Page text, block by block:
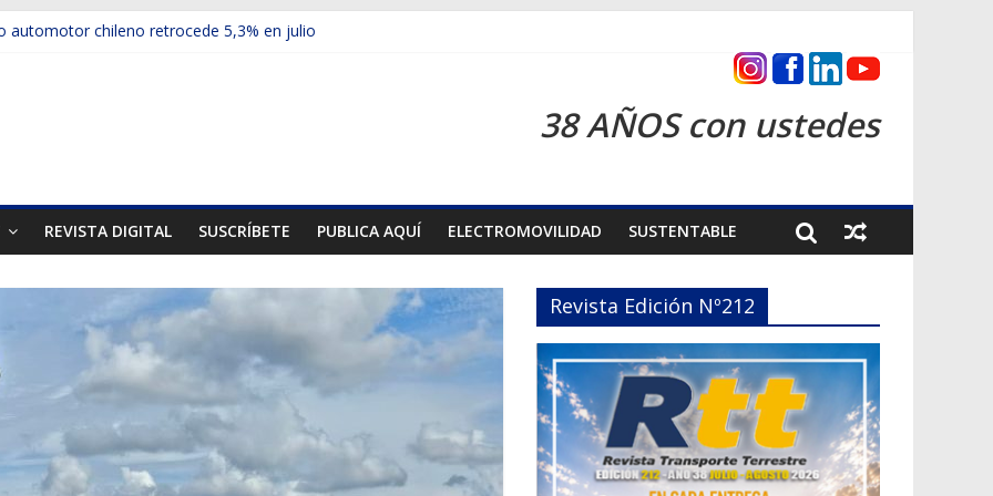
automotor chileno retrocede 5,3% en julio
presentó la recién estrenada Bolden en la Expo Compras Públicas 2026
mercado internacional en lanzar la nueva Maxus T70
38 AÑOS con ustedes
REVISTA DIGITAL SUSCRÍBETE PUBLICA AQUÍ ELECTROMOVILIDAD SUSTENTABLE
Revista Edición Nº212